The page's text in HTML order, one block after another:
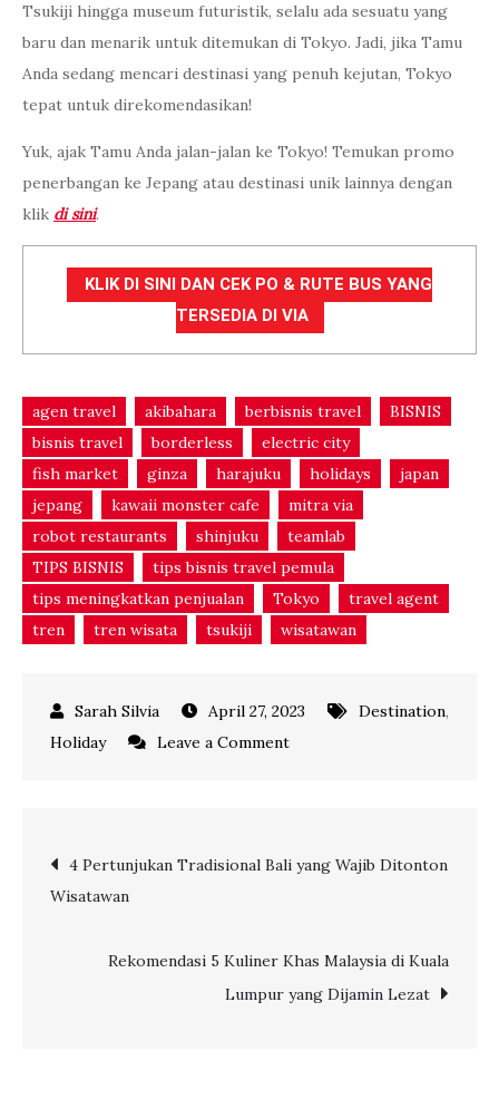
Tsukiji hingga museum futuristik, selalu ada sesuatu yang
baru dan menarik untuk ditemukan di Tokyo. Jadi, jika Tamu
Anda sedang mencari destinasi yang penuh kejutan, Tokyo
tepat untuk direkomendasikan!
Yuk, ajak Tamu Anda jalan-jalan ke Tokyo! Temukan promo
penerbangan ke Jepang atau destinasi unik lainnya dengan
klik di sini.
KLIK DI SINI DAN CEK PO & RUTE BUS YANG
TERSEDIA DI VIA
agen travel akibahara berbisnis travel
BISNIS
bisnis travel
borderless
electric city
fish market
ginza harajuku holidays
japan
jepang
kawaii monster cafe
mitra via
robot restaurants
shinjuku
teamlab
TIPS BISNIS
tips bisnis travel pemula
tips meningkatkan penjualan
Tokyo
travel agent
tren
tren wisata tsukiji wisatawan
April 27, 2023 Destination,
Holiday
Leave a Commenton
dan
Hadirkan
Wisata
Post
4 Pertunjukan Tradisional Bali yang Wajib Ditonton
Wisatawan
Rekomendasi 5 Kuliner Khas Malaysia di Kuala
Lumpur yang Dijamin Lezat